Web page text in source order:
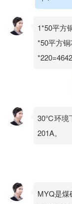
1*50平方
*50平方
30℃环境
201A。
MYQ是煤